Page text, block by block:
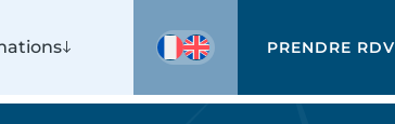
PRENDRE RDV